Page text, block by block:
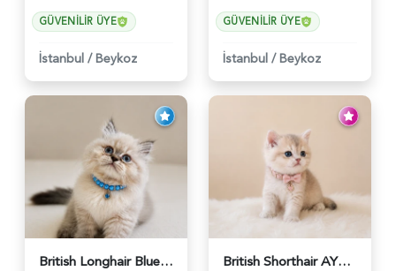
GÜVENILIR ÜYE
İstanbul / Beykoz
GÜVENILIR ÜYE
İstanbul / Beykoz
British Longhair Blue Point Erkek Pofuduk Yavrumuz - 6348 British Shorthair AY12 Güzel Kızımız - 6349